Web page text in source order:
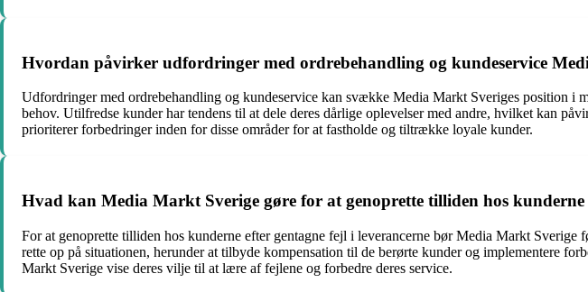
Hvordan påvirker udfordringer med ordrebehandling og kundeservice
Udfordringer med ordrebehandling og kundeservice kan svække Media Markt Sveriges position i
behov. Utilfredse kunder har tendens til at dele deres dårlige oplevelser med andre, hvilket kan
prioriterer forbedringer inden for disse områder for at fastholde og tiltrække loyale kunder.
Hvad kan Media Markt Sverige gøre for at genoprette tilliden hos kunderne
For at genoprette tilliden hos kunderne efter gentagne fejl i leverancerne bør Media Markt
rette op på situationen, herunder at tilbyde kompensation til de berørte kunder og implementere
Markt Sverige vise deres vilje til at lære af fejlene og forbedre deres service.